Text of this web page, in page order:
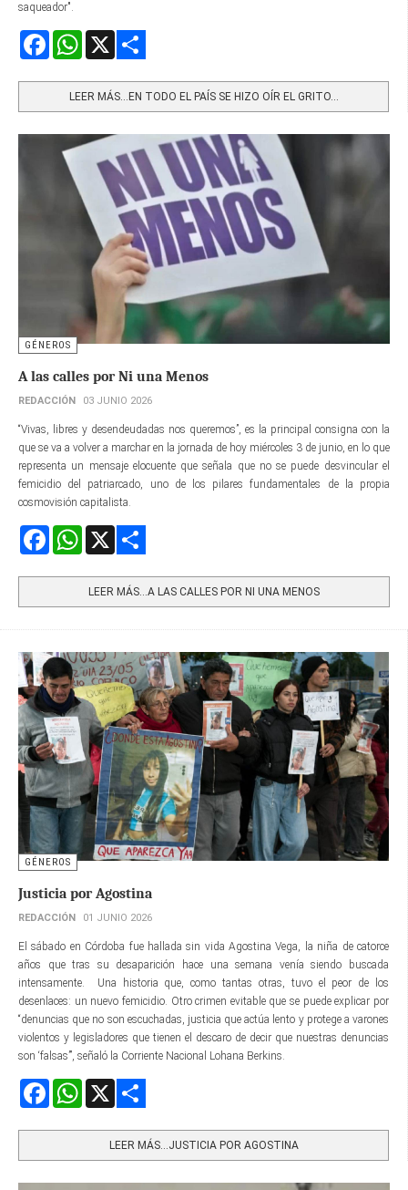
saqueador".
FacebookWhatsApp
LEER MÁS…EN TODO EL PAÍS SE HIZO OÍR EL GRITO...
GÉNEROS
A las calles por Ni una Menos
REDACCIÓN 03 JUNIO 2026
“Vivas, libres y desendeudadas nos queremos”, es la principal consigna con la
que se va a volver a marchar en la jornada de hoy miércoles 3 de junio, en lo que
representa un mensaje elocuente que señala que no se puede desvincular el
femicidio del patriarcado, uno de los pilares fundamentales de la propia
cosmovisión capitalista.
FacebookWhatsApp
LEER MÁS…A LAS CALLES POR NI UNA MENOS
GÉNEROS
Justicia por Agostina
REDACCIÓN 01 JUNIO 2026
El sábado en Córdoba fue hallada sin vida Agostina Vega, la niña de catorce
años que tras su desaparición hace una semana venía siendo buscada
intensamente. Una historia que, como tantas otras, tuvo el peor de los
desenlaces: un nuevo femicidio. Otro crimen evitable que se puede explicar por
“denuncias que no son escuchadas, justicia que actúa lento y protege a varones
violentos y legisladores que tienen el descaro de decir que nuestras denuncias
son ‘falsas’”, señaló la Corriente Nacional Lohana Berkins.
FacebookWhatsApp
LEER MÁS…JUSTICIA POR AGOSTINA